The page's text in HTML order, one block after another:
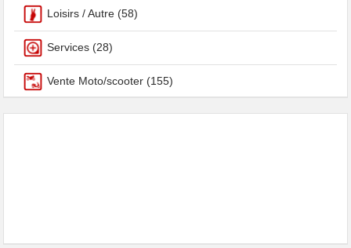
Loisirs / Autre (58)
Services (28)
Vente Moto/scooter (155)